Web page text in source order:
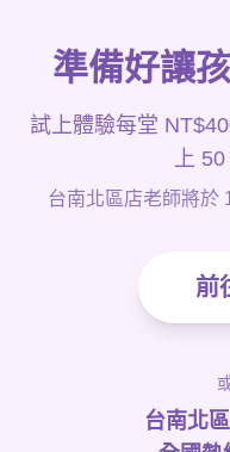
準備好讓
試上體驗每堂
上
台南北區店老師將於
前
台南北